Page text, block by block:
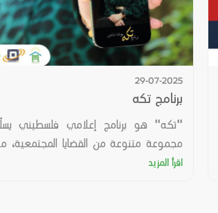
29-07-2025
برنامج تكه
"تكه" هو برنامج إعلامي فلسطيني
مجموعة متنوعة من القضايا المجتمعية،
اقرأ المزيد